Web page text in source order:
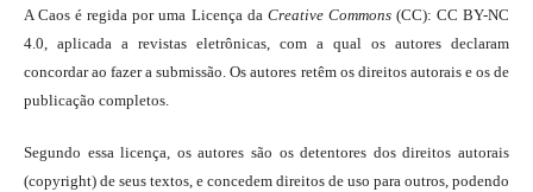
A Caos é regida por uma Licença da Creative Commons(CC): CC BY-NC
4.0, aplicada a revistas eletrônicas, com a qual os autores declaram
concordar ao fazer a submissão. Os autores retêm os direitos autorais e os de
publicação completos.
Segundo essa licença, os autores são os detentores dos direitos autorais
(copyright) de seus textos, e concedem direitos de uso para outros, podendo